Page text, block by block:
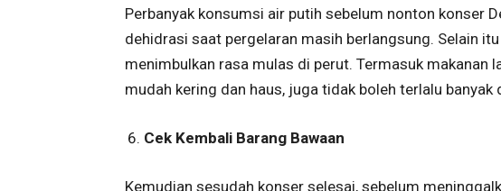
Perbanyak konsumsi air putih sebelum nonton konser
dehidrasi saat pergelaran masih berlangsung. Selain
menimbulkan rasa mulas di perut. Termasuk makanan
mudah kering dan haus, juga tidak boleh terlalu banyak
Cek Kembali Barang Bawaan
Kemudian sesudah konser selesai, sebelum